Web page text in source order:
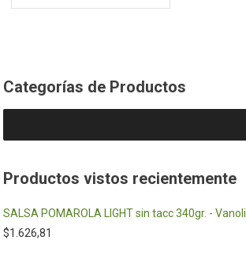
Categorías de Productos
Productos vistos recientemente
SALSA POMAROLA LIGHT sin tacc 340gr. - Vanoli
$1.626,81